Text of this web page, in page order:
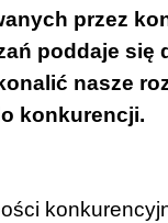
przez
poddaje się
nasze
konkurencji.